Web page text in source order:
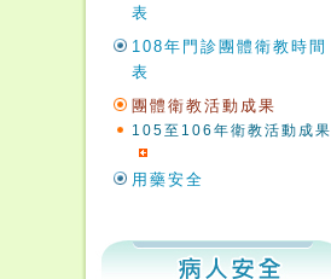
表
108年門診團體衛教時間
表
團體衛教活動成果
105至106年衛教活動成果
用藥安全